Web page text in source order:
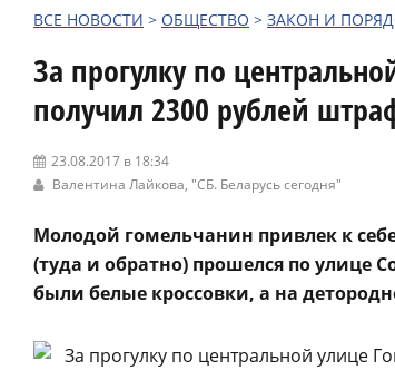
ВСЕ НОВОСТИ > ОБЩЕСТВО > ЗАКОН И
За прогулку по
получил 2300 рублей
23.08.2017 в 18:34
Валентина Лайкова, "СБ. Беларусь сегодня"
Молодой гомельчанин привлек к
(туда и обратно) прошелся по улице
были белые кроссовки, а на